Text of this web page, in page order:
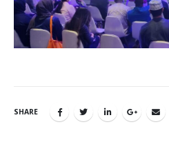
SHARE